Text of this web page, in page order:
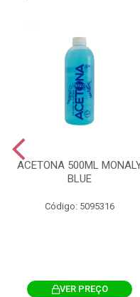
ACETONA 500ML
BLUE
Código: 5095316
VER PREÇO